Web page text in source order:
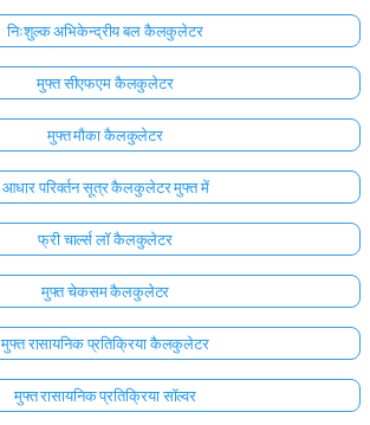
निःशुल्क अभिकेन्द्रीय बल कैलकुलेटर
मुफ्त सीएफएम कैलकुलेटर
मुफ्त मौका कैलकुलेटर
आधार परिवर्तन सूत्र कैलकुलेटर मुफ्त में
फ्री चार्ल्स लॉ कैलकुलेटर
मुफ्त चेकसम कैलकुलेटर
मुफ्त रासायनिक प्रतिक्रिया कैलकुलेटर
मुफ्त रासायनिक प्रतिक्रिया सॉल्वर